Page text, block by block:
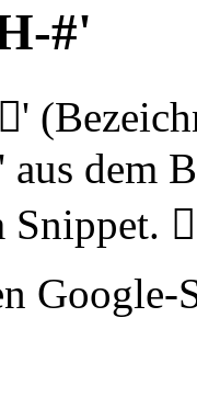
#'
dem
𩥄
Google-